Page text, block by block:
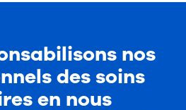
nos
des soins
en nous